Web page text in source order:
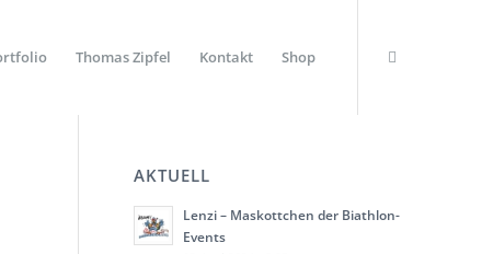
Thomas Zipfel Kontakt Shop
AKTUELL
Lenzi – Maskottchen der Biathlon-
Events